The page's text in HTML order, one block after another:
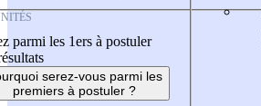
parmi les 1ers à postuler
serez-vous parmi les
premiers à postuler ?